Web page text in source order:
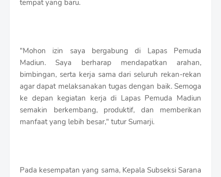
tempat yang baru.
"Mohon izin saya bergabung di Lapas Pemuda
Madiun. Saya berharap mendapatkan arahan,
bimbingan, serta kerja sama dari seluruh rekan-rekan
agar dapat melaksanakan tugas dengan baik. Semoga
ke depan kegiatan kerja di Lapas Pemuda Madiun
semakin berkembang, produktif, dan memberikan
manfaat yang lebih besar," tutur Sumarji.
Pada kesempatan yang sama, Kepala Subseksi Sarana